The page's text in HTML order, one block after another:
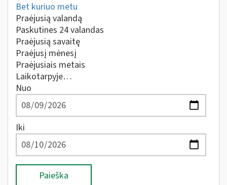
Bet kuriuo metu
Praėjusią valandą
Paskutines 24 valandas
Praėjusią savaitę
Praėjusį mėnesį
Praėjusiais metais
Laikotarpyje…
Nuo
Iki
Paieška